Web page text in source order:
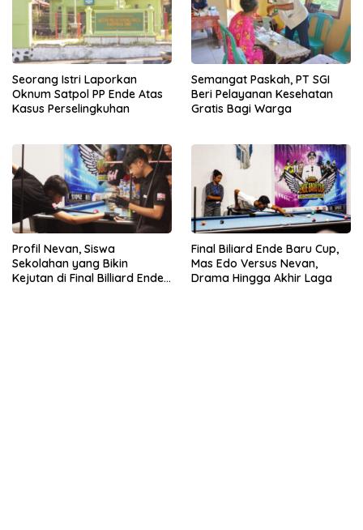
Seorang Istri Laporkan
Oknum Satpol PP Ende Atas
Kasus Perselingkuhan
Semangat Paskah, PT SGI
Beri Pelayanan Kesehatan
Gratis Bagi Warga
Profil Nevan, Siswa
Sekolahan yang Bikin
Kejutan di Final Billiard Ende
Final Biliard Ende Baru Cup,
Mas Edo Versus Nevan,
Drama Hingga Akhir Laga